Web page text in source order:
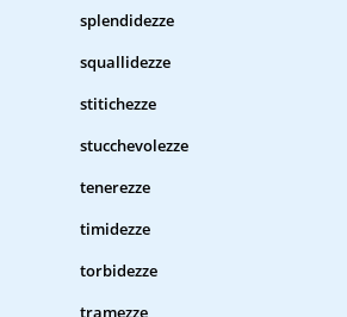
splendidezze
squallidezze
stitichezze
stucchevolezze
tenerezze
timidezze
torbidezze
tramezze